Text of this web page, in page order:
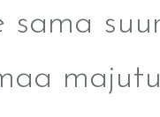
sama